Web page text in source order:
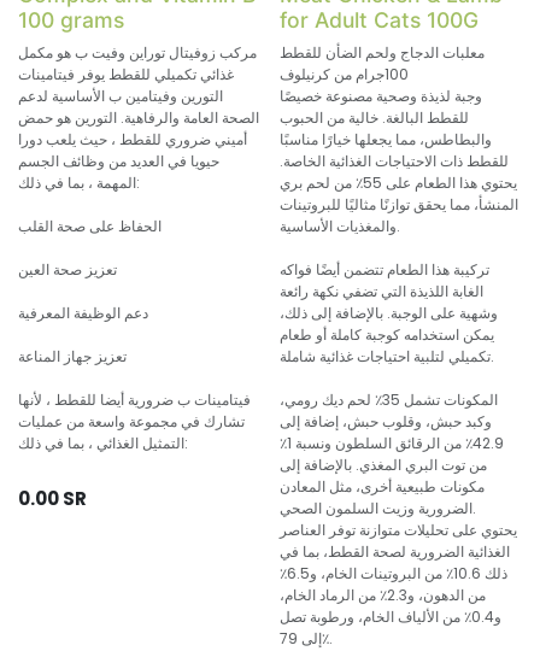
100 grams
مركب زوفيتال توراين وفيت ب هو مكمل
غذائي تكميلي للقطط يوفر فيتامينات
التورين وفيتامين ب الأساسية لدعم
الصحة العامة والرفاهية. التورين هو حمض
أميني ضروري للقطط ، حيث يلعب دورا
حيويا في العديد من وظائف الجسم
المهمة ، بما في ذلك:
الحفاظ على صحة القلب
تعزيز صحة العين
دعم الوظيفة المعرفية
تعزيز جهاز المناعة
فيتامينات ب ضرورية أيضا للقطط ، لأنها
تشارك في مجموعة واسعة من عمليات
التمثيل الغذائي ، بما في ذلك:
0.00SR
for Adult Cats 100G
معلبات الدجاج ولحم الضأن للقطط
100جرام من كرنيلوف
وجبة لذيذة وصحية مصنوعة خصيصًا
للقطط البالغة. خالية من الحبوب
والبطاطس، مما يجعلها خيارًا مناسبًا
للقطط ذات الاحتياجات الغذائية الخاصة.
يحتوي هذا الطعام على 55٪ من لحم بري
المنشأ، مما يحقق توازنًا مثاليًا للبروتينات
والمغذيات الأساسية.
تركيبة هذا الطعام تتضمن أيضًا فواكه
الغابة اللذيذة التي تضفي نكهة رائعة
وشهية على الوجبة. بالإضافة إلى ذلك،
يمكن استخدامه كوجبة كاملة أو طعام
تكميلي لتلبية احتياجات غذائية شاملة.
المكونات تشمل 35٪ لحم ديك رومي،
وكبد حبش، وقلوب حبش، إضافة إلى
42.9٪ من الرقائق السلطون ونسبة 1٪
من توت البري المغذي. بالإضافة إلى
مكونات طبيعية أخرى، مثل المعادن
الضرورية وزيت السلمون الصحي.
يحتوي على تحليلات متوازنة توفر العناصر
الغذائية الضرورية لصحة القطط، بما في
ذلك 10.6٪ من البروتينات الخام، و6.5٪
من الدهون، و2.3٪ من الرماد الخام،
و0.4٪ من الألياف الخام، ورطوبة تصل
إلى 79٪.